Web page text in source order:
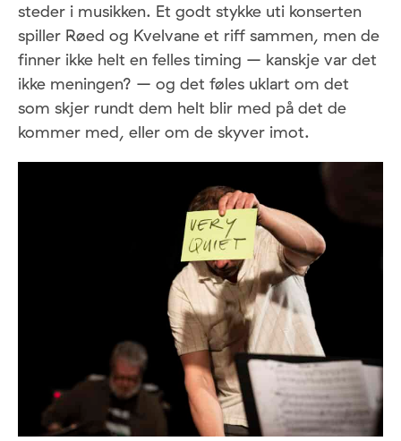
steder i musikken. Et godt stykke uti konserten
spiller Røed og Kvelvane et riff sammen, men de
finner ikke helt en felles timing – kanskje var det
ikke meningen? – og det føles uklart om det
som skjer rundt dem helt blir med på det de
kommer med, eller om de skyver imot.